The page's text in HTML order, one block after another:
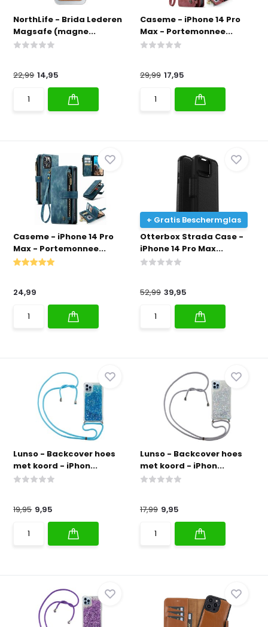
NorthLife - Brida Lederen
Magsafe (magne...
22,99 14,95
Caseme - iPhone 14 Pro
Max - Portemonnee...
29,99 17,95
Caseme - iPhone 14 Pro
Max - Portemonnee...
24,99
+ Gratis Beschermglas
Otterbox Strada Case -
iPhone 14 Pro Max...
52,99 39,95
Lunso - Backcover hoes
met koord - iPhon...
19,95 9,95
Lunso - Backcover hoes
met koord - iPhon...
17,99 9,95